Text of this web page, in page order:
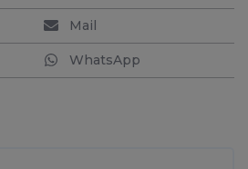
Mail
WhatsApp